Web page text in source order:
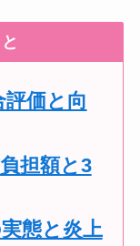
価と向
担額と3
態と炎上